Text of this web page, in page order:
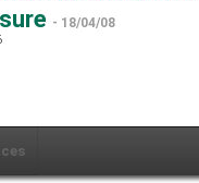
- 18/04/08